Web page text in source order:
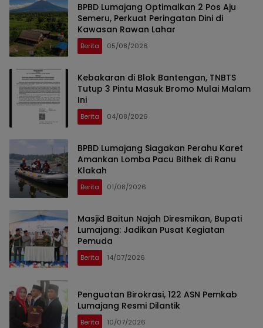
BPBD Lumajang Optimalkan 2 Pos Aju
Semeru, Perkuat Peringatan Dini di
Kawasan Rawan Lahar
Berita 05/08/2026
Kebakaran di Blok Bantengan, TNBTS
Tutup 3 Pintu Masuk Bromo Mulai Malam
Ini
Berita 04/08/2026
BPBD Lumajang Siagakan Perahu Karet
Amankan Lomba Pacu Bithek di Ranu
Klakah
Berita 01/08/2026
Masjid Baitun Najah Diresmikan, Bupati
Lumajang: Jadikan Pusat Kegiatan
Pemuda
Berita 14/07/2026
Penguatan Birokrasi, 122 ASN Pemkab
Lumajang Resmi Dilantik
Berita 10/07/2026